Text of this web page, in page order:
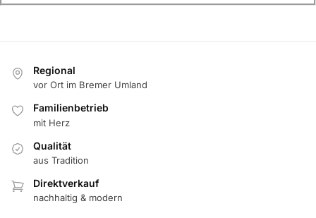
Regional
vor Ort im Bremer Umland
Familienbetrieb
mit Herz
Qualität
aus Tradition
Direktverkauf
nachhaltig & modern